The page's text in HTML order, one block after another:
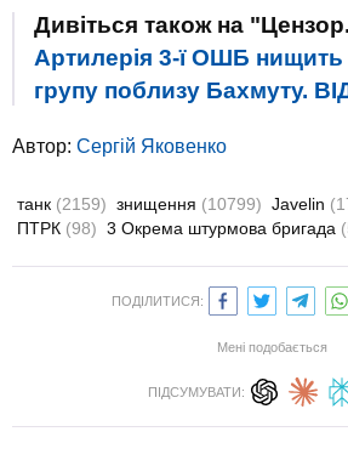
Дивіться також на
Артилерія 3-ї ОШБ
групу поблизу Бахмуту.
Автор: Сергій Яковенко
танк (2159) знищення (10799) Javelin
ПТРК (98) 3 Окрема штурмова бригада
ПОДІЛИТИСЯ:
Мені подобається
ПІДСУМУВАТИ: